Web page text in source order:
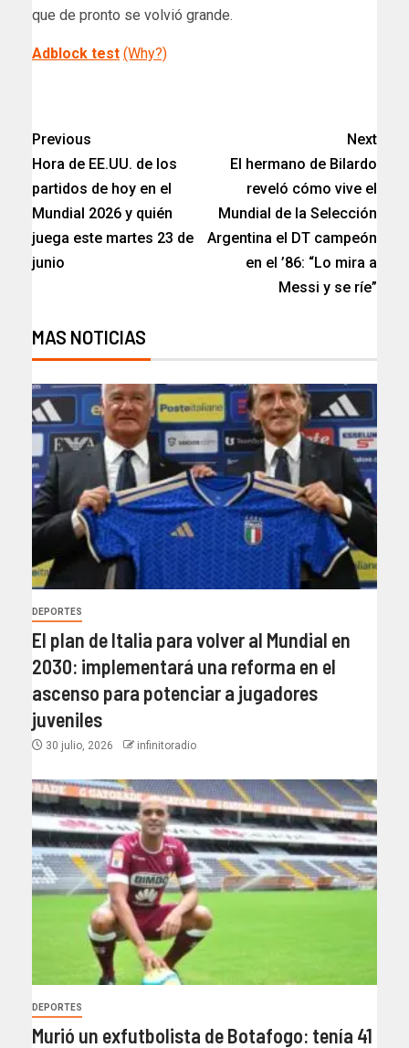
que de pronto se volvió grande.
Adblock test (Why?)
Previous
Hora de EE.UU. de los
partidos de hoy en el
Mundial 2026 y quién
juega este martes 23 de
junio
Next
El hermano de Bilardo
reveló cómo vive el
Mundial de la Selección
Argentina el DT campeón
en el ’86: “Lo mira a
Messi y se ríe”
MAS NOTICIAS
DEPORTES
El plan de Italia para volver al Mundial en
2030: implementará una reforma en el
ascenso para potenciar a jugadores
juveniles
30 julio, 2026 infinitoradio
DEPORTES
Murió un exfutbolista de Botafogo: tenía 41